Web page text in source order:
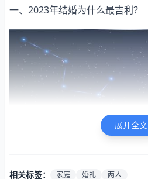
一、2023年结婚为什么最吉利？
展开全文
相关标签： 家庭 婚礼 两人